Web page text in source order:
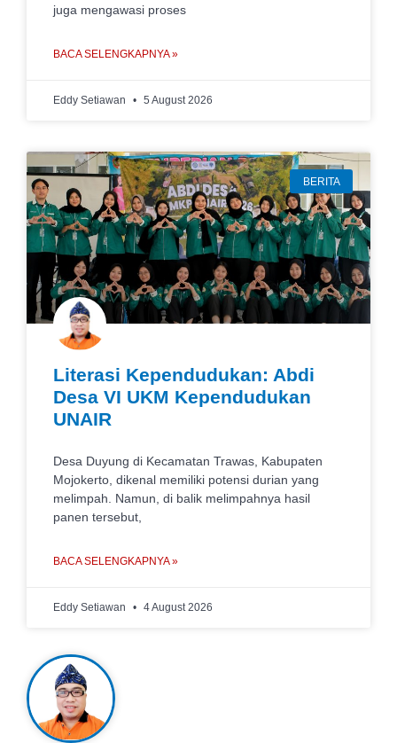
juga mengawasi proses
BACA SELENGKAPNYA »
Eddy Setiawan 5 August 2026
BERITA
Literasi Kependudukan: Abdi
Desa VI UKM Kependudukan
UNAIR
Desa Duyung di Kecamatan Trawas, Kabupaten
Mojokerto, dikenal memiliki potensi durian yang
melimpah. Namun, di balik melimpahnya hasil
panen tersebut,
BACA SELENGKAPNYA »
Eddy Setiawan 4 August 2026